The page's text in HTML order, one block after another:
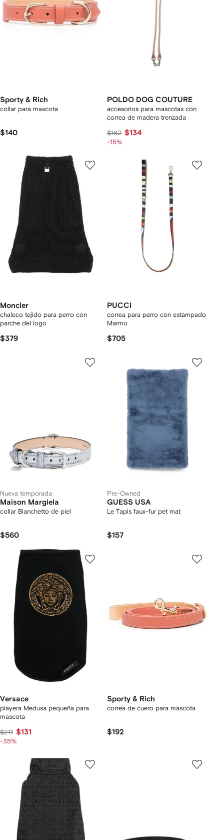
Sporty & Rich
collar para mascota
$140
POLDO DOG COUTURE
accesorios para mascotas con
correa de madera trenzada
$162 $134
-15%
Moncler
chaleco tejido para perro con
parche del logo
$379
PUCCI
correa para perro con estampado
Marmo
$705
Nueva temporada
Maison Margiela
collar Bianchetto de piel
$560
Pre-Owned
GUESS USA
Le Tapis faux-fur pet mat
$157
Versace
playera Medusa pequeña para
mascota
$211 $131
-35%
Sporty & Rich
correa de cuero para mascota
$192